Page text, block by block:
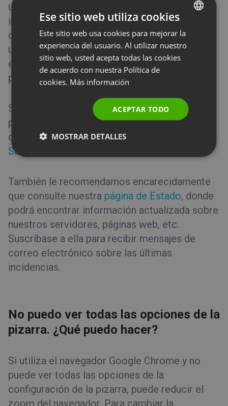
uso compartido de la pantalla o las cámaras
inactivas de los usuarios (como alternativa,
cargue una foto o configure un avatar). Utilice
una conexión Ethernet en lugar de Wi-Fi y
emplee una red privada siempre que sea
posible.
Si los pasos anteriores no resolvieran el
problema, reinicie el ordenador y el router
o póngase en contacto con nuestro
Satisfacción del Cliente
También le recomendamos encarecidamente
que consulte nuestra página de Estado, donde
podrá encontrar información actualizada sobre
nuestros servidores, páginas web, etc.
Suscríbase a ella para recibir mensajes de
correo electrónico sobre las últimas
incidencias.
No puedo ver todas las opciones de la
pizarra. ¿Qué puedo hacer?
Si utiliza el navegador Google Chrome y no
puede ver todas las opciones de la
configuración de la pizarra, puede reducir el
zoom del navegador. Para cambiar la
ENGLISH
FRENCH
RUSSIAN
SPANISH
Ese sitio web utiliza cookies
Este sitio web usa cookies para mejorar la
experiencia del usuario. Al utilizar nuestro
sitio web, usted acepta todas las cookies
de acuerdo con nuestra Política de
cookies. Más información
ACEPTAR TODO
MOSTRAR DETALLES